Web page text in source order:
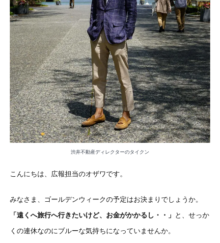
渋井不動産ディレクターのタイクン
こんにちは、広報担当のオザワです。
みなさま、ゴールデンウィークの予定はお決まりでしょうか。
「遠くへ旅行へ行きたいけど、お金がかかるし・・」 と、せっか
くの連休なのにブルーな気持ちになっていませんか。